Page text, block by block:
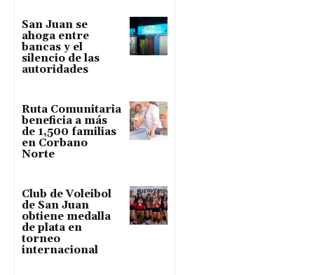
San Juan se
ahoga entre
bancas y el
silencio de las
autoridades
Ruta Comunitaria
beneficia a más
de 1,500 familias
en Corbano
Norte
Club de Voleibol
de San Juan
obtiene medalla
de plata en
torneo
internacional